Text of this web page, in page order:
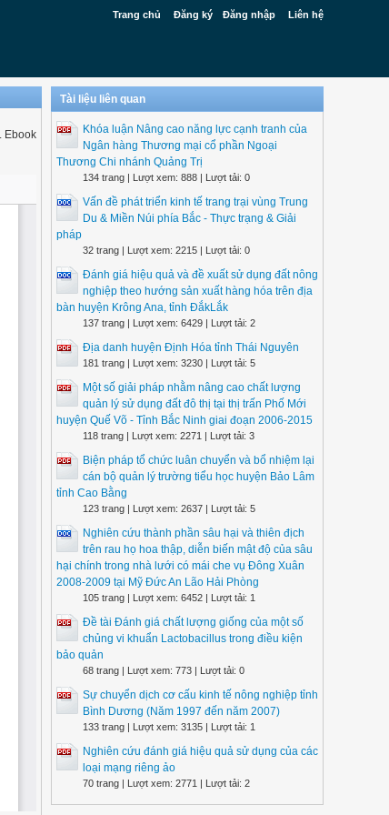
Trang chủ Đăng ký Đăng nhập Liên hệ
Ebook
Tài liệu liên quan
Khóa luận Nâng cao năng lực cạnh tranh của
Ngân hàng Thương mại cổ phần Ngoại
Thương Chi nhánh Quảng Trị
134 trang | Lượt xem: 888 | Lượt tải: 0
Vấn đề phát triển kinh tế trang trại vùng Trung
Du & Miền Núi phía Bắc - Thực trạng & Giải
pháp
32 trang | Lượt xem: 2215 | Lượt tải: 0
Đánh giá hiệu quả và đề xuất sử dụng đất nông
nghiệp theo hướng sản xuất hàng hóa trên địa
bàn huyện Krông Ana, tỉnh ĐắkLắk
137 trang | Lượt xem: 6429 | Lượt tải: 2
Địa danh huyện Định Hóa tỉnh Thái Nguyên
181 trang | Lượt xem: 3230 | Lượt tải: 5
Một số giải pháp nhằm nâng cao chất lượng
quản lý sử dụng đất đô thị tại thị trấn Phố Mới
huyện Quế Võ - Tỉnh Bắc Ninh giai đoạn 2006-2015
118 trang | Lượt xem: 2271 | Lượt tải: 3
Biện pháp tổ chức luân chuyển và bổ nhiệm lại
cán bộ quản lý trường tiểu học huyện Bảo Lâm
tỉnh Cao Bằng
123 trang | Lượt xem: 2637 | Lượt tải: 5
Nghiên cứu thành phần sâu hại và thiên địch
trên rau họ hoa thập, diễn biến mật độ của sâu
hại chính trong nhà lưới có mái che vụ Đông Xuân
2008-2009 tại Mỹ Đức An Lão Hải Phòng
105 trang | Lượt xem: 6452 | Lượt tải: 1
Đề tài Đánh giá chất lượng giống của một số
chủng vi khuẩn Lactobacillus trong điều kiện
bảo quản
68 trang | Lượt xem: 773 | Lượt tải: 0
Sự chuyển dịch cơ cấu kinh tế nông nghiệp tỉnh
Bình Dương (Năm 1997 đến năm 2007)
133 trang | Lượt xem: 3135 | Lượt tải: 1
Nghiên cứu đánh giá hiệu quả sử dụng của các
loại mạng riêng ảo
70 trang | Lượt xem: 2771 | Lượt tải: 2